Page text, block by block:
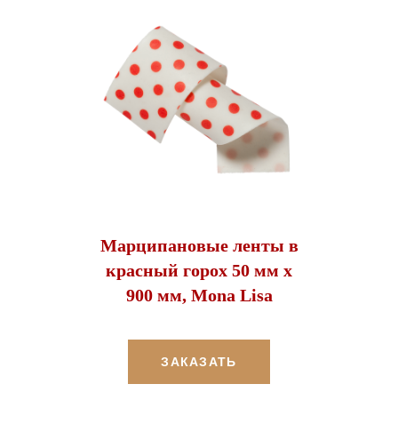
Марципановые ленты в
красный горох 50 мм х
900 мм, Mona Lisa
ЗАКАЗАТЬ